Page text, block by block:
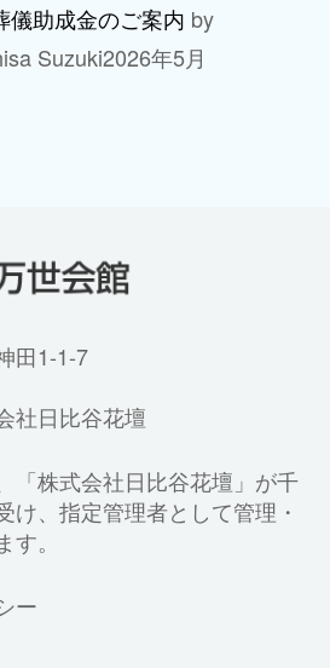
儀助成金のご案内 by
Suzuki2026年5月
田1-1-7
社日比谷花壇
「株式会社日比谷花壇」が千
け、指定管理者として管理・
。
ー